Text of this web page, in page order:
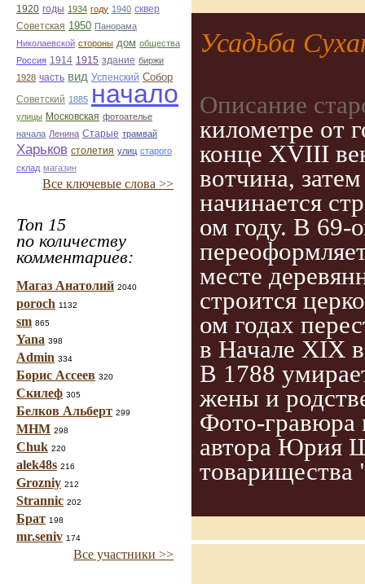
1920 годы 1934 году 1940 сквер
Советская 1950 Панорама
Николаевской стороны дом общества
Россия 1914 1915 здание биржи
1928 часть вид Успенский Собор
Советский 1885 начало
улицы Московская фотоателье
начала Ленина Старые трамвай
Харьков столетия улиц старого
склад магазин
Все ключевые слова >>
Топ 15
по количеству
комментариев:
Магаз Анатолий 2040
poroch 1132
sm 865
Yana 398
Admin 334
Борис Ассеев 320
Скилеф 305
Белков Альберт 299
МНМ 298
Chuk 220
alek48s 216
Grozniy 212
Strannic 202
Брат 198
mr.seniv 174
Все участники >>
Усадьба
Описание
километре от
конце XVIII
вотчина,
начинается
ом году. В 69-
месте
строится
ом годах
в Начале ХІХ
В 1788
жены и
Фото-гравюра
автора Юрия
товарищества